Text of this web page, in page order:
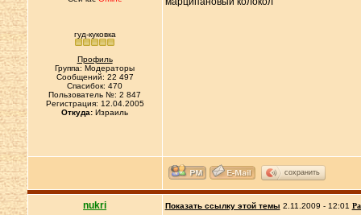
гуд-куковка
Профиль
Группа: Модераторы
Сообщений: 22 497
Спасибок: 470
Пользователь №: 2 847
Регистрация: 12.04.2005
Откуда: Израиль
сохранить
nukri Показать ссылку этой темы 2.11.2009 - 12:01